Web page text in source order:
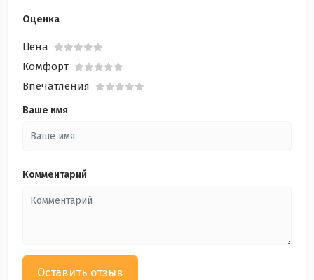
Оценка
Цена
Комфорт
Впечатления
Ваше имя
Комментарий
Оставить отзыв